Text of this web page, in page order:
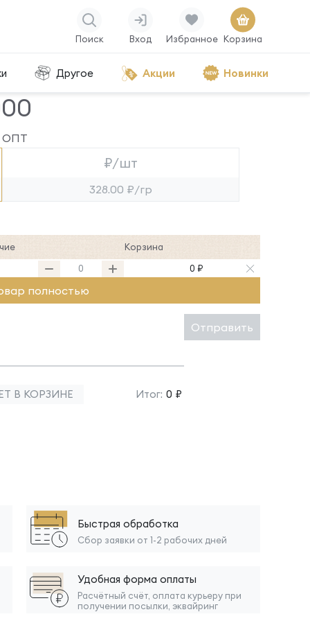
Поиск Вход Избранное Корзина
Другое Акции Новинки
ОПТ
₽/шт
328.00 ₽/гр
Корзина
0 ₽
полностью
Отправить
В КОРЗИНЕ Итог: 0 ₽
Быстрая обработка
Сбор заявки от 1-2 рабочих дней
Удобная форма оплаты
Расчётный счёт, оплата курьеру при
получении посылки, эквайринг